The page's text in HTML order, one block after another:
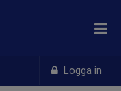
Logga in